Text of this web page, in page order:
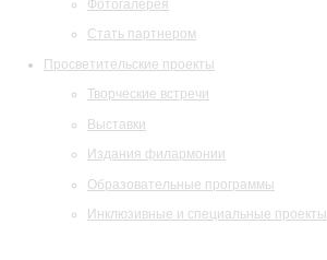
Фотогалерея
Стать партнером
Просветительские проекты
Творческие встречи
Выставки
Издания филармонии
Образовательные программы
Инклюзивные и специальные проекты